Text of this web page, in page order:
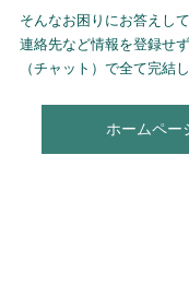
そんなお困りにお答えして
連絡先など情報を登録せ
（チャット）で全て完結し
ホームペ